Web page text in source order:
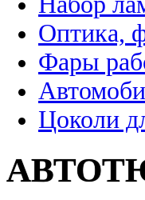
Оптика,
Фары
Цоколи